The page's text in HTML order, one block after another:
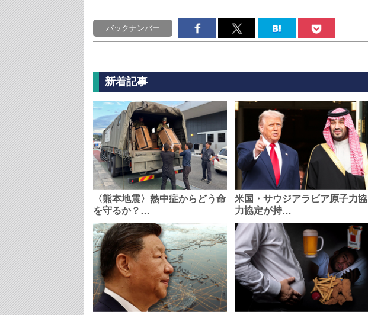
バックナンバー
新着記事
〈熊本地震〉熱中症からどう命
を守るか？…
米国・サウジアラビア原子力協
力協定が持…